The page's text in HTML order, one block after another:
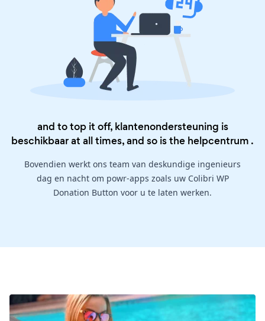
and to top it off, klantenondersteuning is
beschikbaar at all times, and so is the helpcentrum .
Bovendien werkt ons team van deskundige ingenieurs
dag en nacht om powr-apps zoals uw Colibri WP
Donation Button voor u te laten werken.